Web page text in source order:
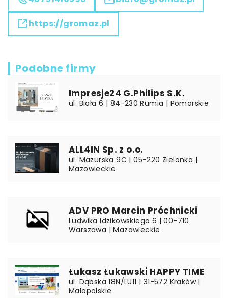
https://gromaz.pl
Podobne firmy
Impresje24 G.Philips S.K.
ul. Biała 6 | 84-230 Rumia | Pomorskie
ALL4IN Sp. z o.o.
ul. Mazurska 9C | 05-220 Zielonka |
Mazowieckie
ADV PRO Marcin Próchnicki
Ludwika Idzikowskiego 6 | 00-710
Warszawa | Mazowieckie
Łukasz Łukawski HAPPY TIME
ul. Dąbska 18N/LU11 | 31-572 Kraków |
Małopolskie